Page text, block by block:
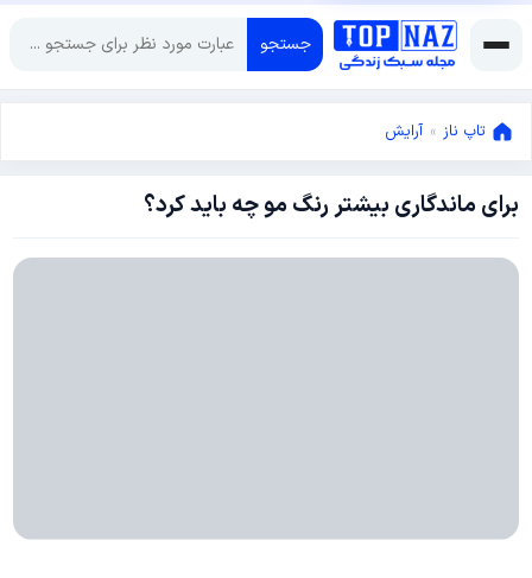
جستجو
تاپ ناز » آرایش
برای ماندگاری بیشتر رنگ مو چه باید کرد؟
دسامبر
2017